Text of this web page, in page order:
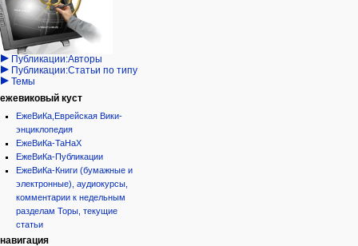
учётной
записи
Иудаизм
Народ
Проекты
Проекты/Участники/
дополнения
Публикации:Авторы
Публикации:Статьи по типу
Темы
ежевиковый куст
ЕжеВиКа,Еврейская Вики-
энциклопедия
ЕжеВиКа-ТаНаХ
ЕжеВиКа-Публикации
ЕжеВиКа-Книги (бумажные и
электронные), аудиокурсы,
комментарии к недельным
разделам Торы, текущие
статьи
навигация